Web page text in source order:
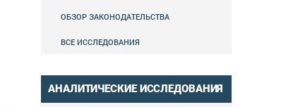
ОБЗОР ЗАКОНОДАТЕЛЬСТВА
ВСЕ ИССЛЕДОВАНИЯ
АНАЛИТИЧЕСКИЕ ИССЛЕДОВАНИЯ